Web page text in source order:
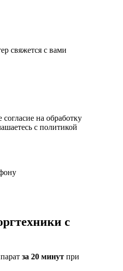
свяжется с вами
на обработку
c политикой
с
за 20 минут при